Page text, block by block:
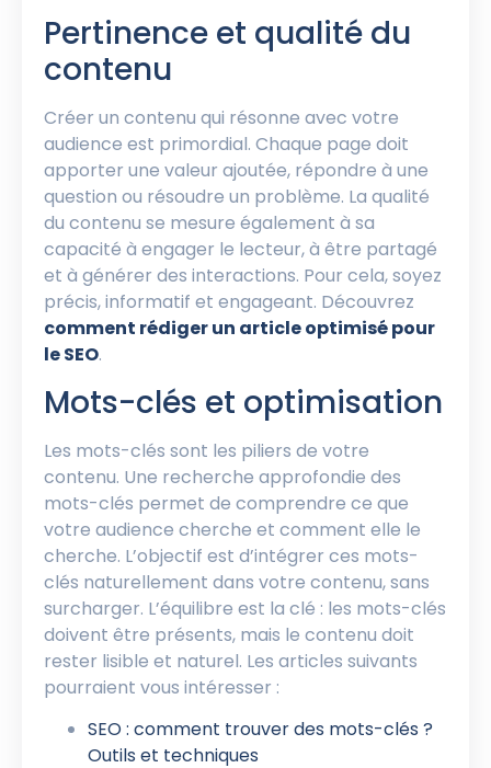
Pertinence et qualité du
contenu
Créer un contenu qui résonne avec votre
audience est primordial. Chaque page doit
apporter une valeur ajoutée, répondre à une
question ou résoudre un problème. La qualité
du contenu se mesure également à sa
capacité à engager le lecteur, à être partagé
et à générer des interactions. Pour cela, soyez
précis, informatif et engageant. Découvrez
comment rédiger un article optimisé pour
le SEO.
Mots-clés et optimisation
Les mots-clés sont les piliers de votre
contenu. Une recherche approfondie des
mots-clés permet de comprendre ce que
votre audience cherche et comment elle le
cherche. L’objectif est d’intégrer ces mots-
clés naturellement dans votre contenu, sans
surcharger. L’équilibre est la clé : les mots-clés
doivent être présents, mais le contenu doit
rester lisible et naturel. Les articles suivants
pourraient vous intéresser :
SEO : comment trouver des mots-clés ?
Outils et techniques